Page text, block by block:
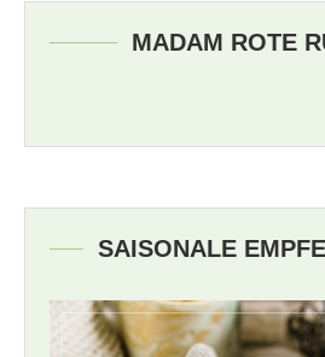
MADAM ROTE
SAISONALE